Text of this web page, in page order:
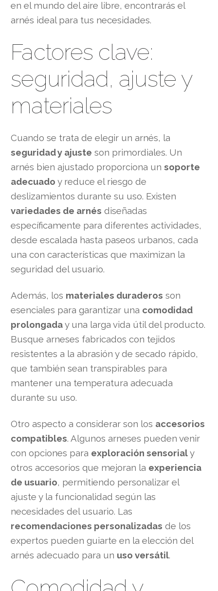
en el mundo del aire libre, encontrarás el
arnés ideal para tus necesidades.
Factores clave:
seguridad, ajuste y
materiales
Cuando se trata de elegir un arnés, la
seguridad y ajuste son primordiales. Un
arnés bien ajustado proporciona unsoporte
adecuado y reduce el riesgo de
deslizamientos durante su uso. Existen
variedades de arnés diseñadas
específicamente para diferentes actividades,
desde escalada hasta paseos urbanos, cada
una con características que maximizan la
seguridad del usuario.
Además, los materiales duraderos son
esenciales para garantizar una comodidad
prolongaday una larga vida útil del producto.
Busque arneses fabricados con tejidos
resistentes a la abrasión y de secado rápido,
que también sean transpirables para
mantener una temperatura adecuada
durante su uso.
Otro aspecto a considerar son los accesorios
compatibles. Algunos arneses pueden venir
con opciones para exploración sensorialy
otros accesorios que mejoran la experiencia
de usuario, permitiendo personalizar el
ajuste y la funcionalidad según las
necesidades del usuario. Las
recomendaciones personalizadas de los
expertos pueden guiarte en la elección del
arnés adecuado para un uso versátil.